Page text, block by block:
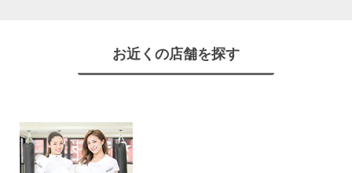
お近くの店舗を探す